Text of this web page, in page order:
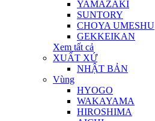
YAMAZAKI
SUNTORY
CHOYA UMESHU
GEKKEIKAN
Xem tất cả
XUẤT XỨ
NHẬT BẢN
Vùng
HYOGO
WAKAYAMA
HIROSHIMA